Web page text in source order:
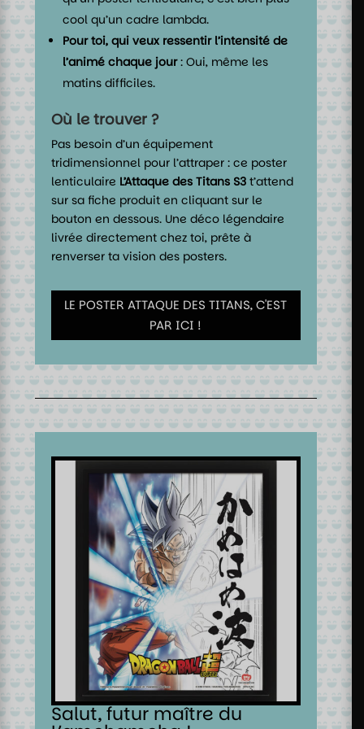
cool qu’un cadre lambda.
Pour toi, qui veux ressentir l’intensité de
l’animé chaque jour: Oui, même les
matins difficiles.
Où le trouver ?
Pas besoin d’un équipement
tridimensionnel pour l’attraper : ce poster
lenticulaire L’Attaque des Titans S3 t’attend
sur sa fiche produit en cliquant sur le
bouton en dessous. Une déco légendaire
livrée directement chez toi, prête à
renverser ta vision des posters.
LE POSTER ATTAQUE DES TITANS, C'EST
PAR ICI !
Salut, futur maître du